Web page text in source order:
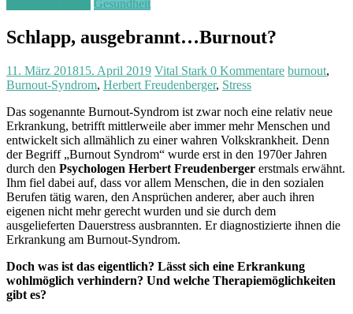
Gesundheit
Schlapp, ausgebrannt…Burnout?
11. März 201815. April 2019 Vital Stark 0 Kommentare burnout,
Burnout-Syndrom, Herbert Freudenberger, Stress
Das sogenannte Burnout-Syndrom ist zwar noch eine relativ neue
Erkrankung, betrifft mittlerweile aber immer mehr Menschen und
entwickelt sich allmählich zu einer wahren Volkskrankheit. Denn
der Begriff „Burnout Syndrom“ wurde erst in den 1970er Jahren
durch den Psychologen Herbert Freudenberger erstmals erwähnt.
Ihm fiel dabei auf, dass vor allem Menschen, die in den sozialen
Berufen tätig waren, den Ansprüchen anderer, aber auch ihren
eigenen nicht mehr gerecht wurden und sie durch dem
ausgelieferten Dauerstress ausbrannten. Er diagnostizierte ihnen die
Erkrankung am Burnout-Syndrom.
Doch was ist das eigentlich? Lässt sich eine Erkrankung
wohlmöglich verhindern? Und welche Therapiemöglichkeiten
gibt es?